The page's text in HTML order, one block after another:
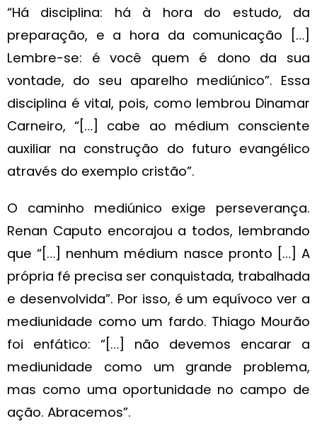
“Há disciplina: há à hora do estudo, da
preparação, e a hora da comunicação […]
Lembre-se: é você quem é dono da sua
vontade, do seu aparelho mediúnico”. Essa
disciplina é vital, pois, como lembrou Dinamar
Carneiro, “[…] cabe ao médium consciente
auxiliar na construção do futuro evangélico
através do exemplo cristão”.
O caminho mediúnico exige perseverança.
Renan Caputo encorajou a todos, lembrando
que “[…] nenhum médium nasce pronto […] A
própria fé precisa ser conquistada, trabalhada
e desenvolvida”. Por isso, é um equívoco ver a
mediunidade como um fardo. Thiago Mourão
foi enfático: “[…] não devemos encarar a
mediunidade como um grande problema,
mas como uma oportunidade no campo de
ação. Abracemos”.